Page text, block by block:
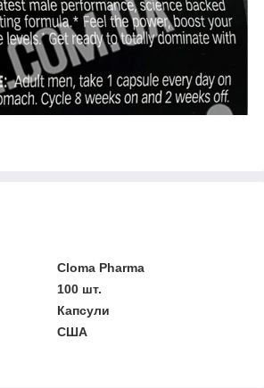
Cloma Pharma
100 шт.
Капсули
США